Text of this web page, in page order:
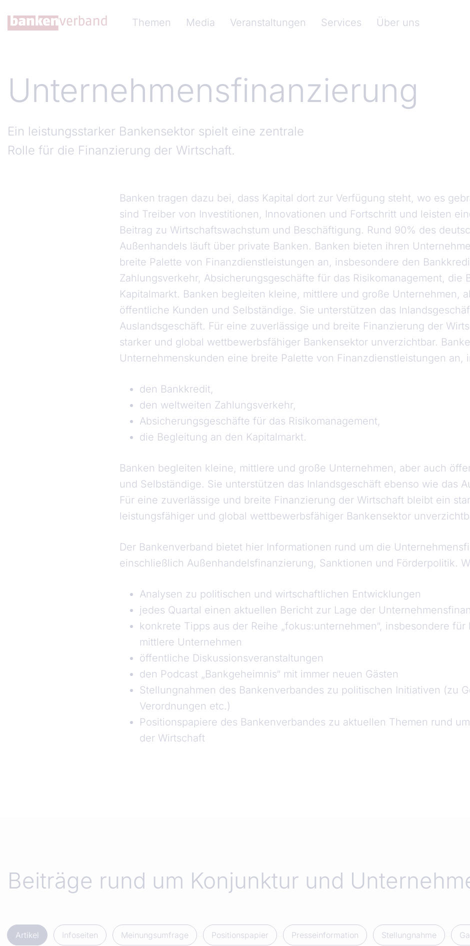
Themen
Media Veranstaltungen Services Über uns
Unternehmensfinanzierung
Ein leistungsstarker Bankensektor spielt eine zentrale
Rolle für die Finanzierung der Wirtschaft.
Banken tragen dazu bei, dass Kapital dort zur Verfügung steht, wo es
sind Treiber von Investitionen, Innovationen und Fortschritt und leisten
Beitrag zu Wirtschaftswachstum und Beschäftigung. Rund 90% des
Außenhandels läuft über private Banken. Banken bieten ihren
breite Palette von Finanzdienstleistungen an, insbesondere den
Zahlungsverkehr, Absicherungsgeschäfte für das Risikomanagement, die
Kapitalmarkt. Banken begleiten kleine, mittlere und große Unternehmen,
öffentliche Kunden und Selbständige. Sie unterstützen das
Auslandsgeschäft. Für eine zuverlässige und breite Finanzierung der
starker und global wettbewerbsfähiger Bankensektor unverzichtbar.
Unternehmenskunden eine breite Palette von Finanzdienstleistungen an,
den Bankkredit,
den weltweiten Zahlungsverkehr,
Absicherungsgeschäfte für das Risikomanagement,
die Begleitung an den Kapitalmarkt.
Banken begleiten kleine, mittlere und große Unternehmen, aber auch
und Selbständige. Sie unterstützen das Inlandsgeschäft ebenso wie das
Für eine zuverlässige und breite Finanzierung der Wirtschaft bleibt ein
leistungsfähiger und global wettbewerbsfähiger Bankensektor
Der Bankenverband bietet hier Informationen rund um die
einschließlich Außenhandelsfinanzierung, Sanktionen und Förderpolitik.
Analysen zu politischen und wirtschaftlichen Entwicklungen
jedes Quartal einen aktuellen Bericht zur Lage der
konkrete Tipps aus der Reihe „fokus:unternehmen“, insbesondere für
mittlere Unternehmen
öffentliche Diskussionsveranstaltungen
den Podcast „Bankgeheimnis“ mit immer neuen Gästen
Stellungnahmen des Bankenverbandes zu politischen Initiativen (zu
Verordnungen etc.)
Positionspapiere des Bankenverbandes zu aktuellen Themen rund
der Wirtschaft
Beiträge rund um Konjunktur und
Artikel Infoseiten Meinungsumfrage Positionspapier Presseinformation Stellungnahme